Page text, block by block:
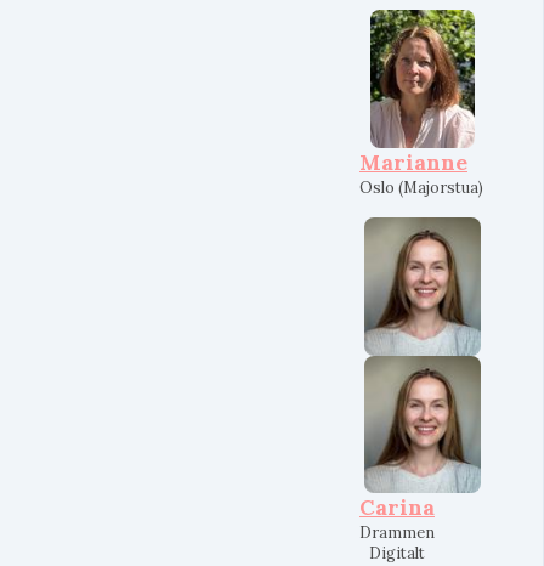
Marianne
Oslo (Majorstua)
Carina
Drammen
Digitalt